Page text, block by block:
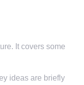
It covers some
ideas are briefly